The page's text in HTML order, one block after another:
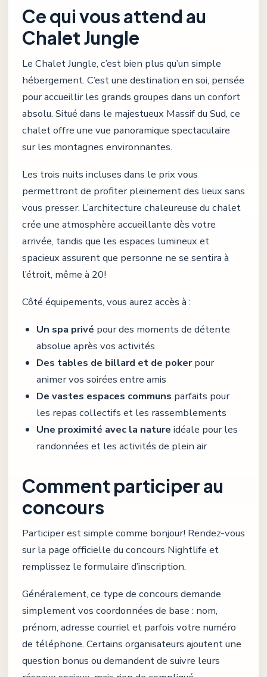
Ce qui vous attend au
Chalet Jungle
Le Chalet Jungle, c’est bien plus qu’un simple
hébergement. C’est une destination en soi, pensée
pour accueillir les grands groupes dans un confort
absolu. Situé dans le majestueux Massif du Sud, ce
chalet offre une vue panoramique spectaculaire
sur les montagnes environnantes.
Les trois nuits incluses dans le prix vous
permettront de profiter pleinement des lieux sans
vous presser. L’architecture chaleureuse du chalet
crée une atmosphère accueillante dès votre
arrivée, tandis que les espaces lumineux et
spacieux assurent que personne ne se sentira à
l’étroit, même à 20!
Côté équipements, vous aurez accès à :
Un spa privé pour des moments de détente
absolue après vos activités
Des tables de billard et de pokerpour
animer vos soirées entre amis
De vastes espaces communs parfaits pour
les repas collectifs et les rassemblements
Une proximité avec la nature idéale pour les
randonnées et les activités de plein air
Comment participer au
concours
Participer est simple comme bonjour! Rendez-vous
surla page officielle du concours Nightlife et
remplissez le formulaire d’inscription.
Généralement, ce type de concours demande
simplement vos coordonnées de base : nom,
prénom, adresse courriel et parfois votre numéro
de téléphone. Certains organisateurs ajoutent une
question bonus ou demandent de suivre leurs